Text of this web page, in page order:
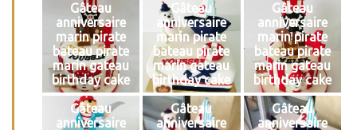
Gâteau
anniversaire
marin pirate
bateau pirate
marin gateau
birthday cake
Gâteau
anniversaire
marin pirate
bateau pirate
marin gateau
birthday cake
Gâteau
anniversaire
marin pirate
bateau pirate
marin gateau
birthday cake
Gâteau
anniversaire
Gâteau
anniversaire
Gâteau
anniversaire